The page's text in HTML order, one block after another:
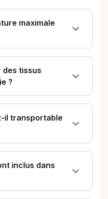
maximale
des tissus
?
il transportable
inclus dans